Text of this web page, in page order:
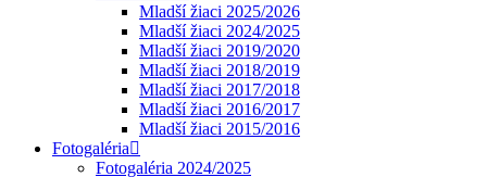
Mladší žiaci 2025/2026
Mladší žiaci 2024/2025
Mladší žiaci 2019/2020
Mladší žiaci 2018/2019
Mladší žiaci 2017/2018
Mladší žiaci 2016/2017
Mladší žiaci 2015/2016
Fotogaléria
Fotogaléria 2024/2025